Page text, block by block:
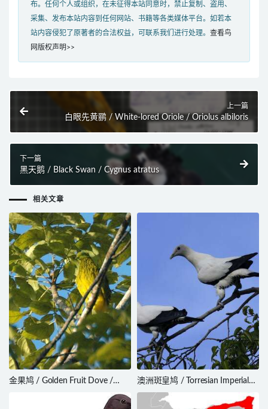
布。任何个人或组织，在未征得本站同意时，禁止复制、盗用、
采集、发布本站内容到任何网站、书籍等各类媒体平台。如若本
站内容侵犯了原著者的合法权益，可联系我们进行处理。 查看鸟
网版权声明>>
上一篇
白眼先黄鹂 / White-lored Oriole / Oriolus albiloris
下一篇
黑天鹅 / Black Swan / Cygnus atratus
相关文章
金果鸠 / Golden Fruit Dove /
澳洲斑皇鸠 / Torresian Imperial
Pigeon / Ducula spilorrhoa